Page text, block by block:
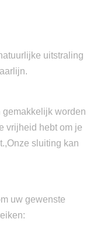
uitstraling
worden
vrijheid hebt om je
sluiting kan
uw gewenste